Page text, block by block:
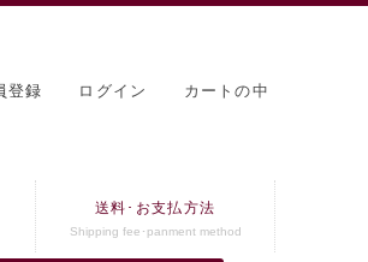
登録 ログイン カートの中
送料･お支払方法
Shipping fee･panment method